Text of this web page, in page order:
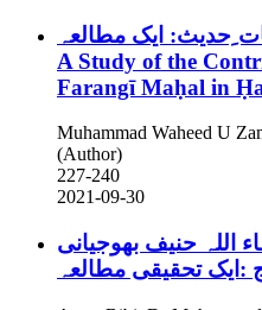
ِحدیث: ایک مطالعہ
A Study of the
Farangī Maḥal in
Muhammad Waheed U
(Author)
227-240
2021-09-30
اللہ حنیف بھوجیانی
:ایک تحقیقی مطالعہ